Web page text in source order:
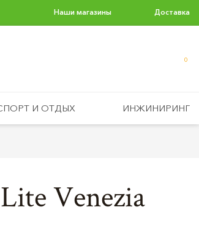
Наши магазины Доставка
0
И ОТДЫХ ИНЖИНИРИНГ
Venezia